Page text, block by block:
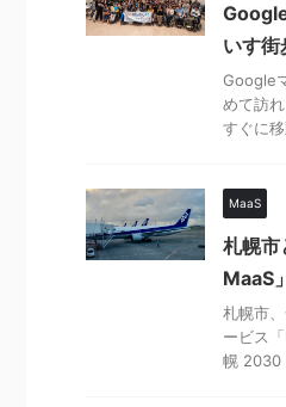
いす街
Google
めて訪
すぐに
MaaS
札幌
MaaS
札幌市
ービス
幌 2030